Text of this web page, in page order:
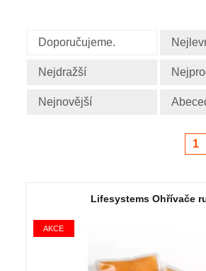
Doporučujeme.
Nejdražší
Nejnovější
1
Lifesystems Ohřívače